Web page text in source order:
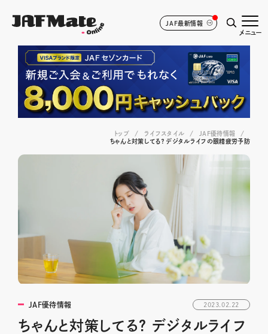
JAF最新情報
メニュー
トップ ライフスタイル
JAF優待情報
ちゃんと対策してる？ デジタルライフの眼精疲労予防
JAF優待情報 2023.02.22
ちゃんと対策してる？ デジタルライフ